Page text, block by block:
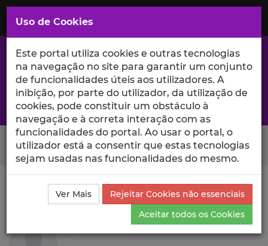
Saltar
para
Conteúdo
Principal
A excelência da investigação e ciência no Iscte
Search Button
Ciência_Iscte Autores
João Trocado da Mata
Projetos de Investigação
João Trocado da Mata
Uso de Cookies
Este portal utiliza cookies e outras tecnologias
na navegação no site para garantir um conjunto
de funcionalidades úteis aos utilizadores. A
inibição, por parte do utilizador, da utilização de
cookies, pode constituir um obstáculo à
navegação e à correta interação com as
funcionalidades do portal. Ao usar o portal, o
utilizador está a consentir que estas tecnologias
sejam usadas nas funcionalidades do mesmo.
Ver Mais
Rejeitar Cookies não essenciais
Aceitar todos os Cookies